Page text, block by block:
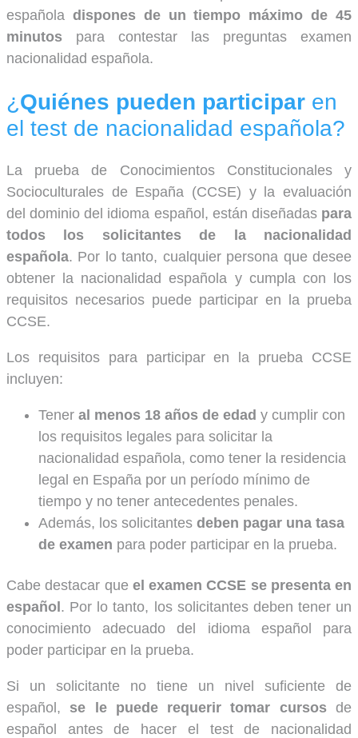
española dispones de un tiempo máximo de 45
minutos para contestar las preguntas examen
nacionalidad española.
¿Quiénes pueden participar en
el test de nacionalidad española?
La prueba de Conocimientos Constitucionales y
Socioculturales de España (CCSE) y la evaluación
del dominio del idioma español, están diseñadas para
todos los solicitantes de la nacionalidad
española. Por lo tanto, cualquier persona que desee
obtener la nacionalidad española y cumpla con los
requisitos necesarios puede participar en la prueba
CCSE.
Los requisitos para participar en la prueba CCSE
incluyen:
Tener al menos 18 años de edad y cumplir con
los requisitos legales para solicitar la
nacionalidad española, como tener la residencia
legal en España por un período mínimo de
tiempo y no tener antecedentes penales.
Además, los solicitantes deben pagar una tasa
de examen para poder participar en la prueba.
Cabe destacar que el examen CCSE se presenta en
español. Por lo tanto, los solicitantes deben tener un
conocimiento adecuado del idioma español para
poder participar en la prueba.
Si un solicitante no tiene un nivel suficiente de
español, se le puede requerir tomar cursos de
español antes de hacer el test de nacionalidad